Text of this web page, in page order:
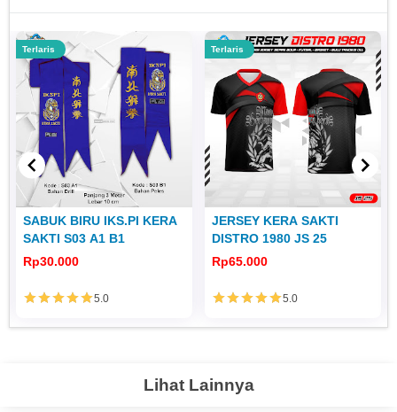
Terlaris
SABUK BIRU IKS.PI KERA
SAKTI S03 A1 B1
Rp30.000
5.0
Terlaris
JERSEY KERA SAKTI
DISTRO 1980 JS 25
Rp65.000
5.0
Lihat Lainnya